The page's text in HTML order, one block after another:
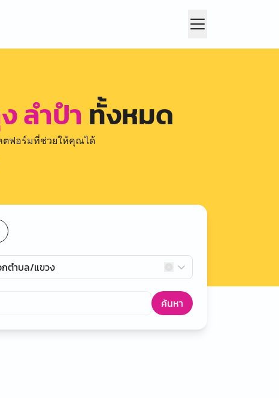
ลำปำ ทั้งหมด
ตฟอร์มที่ช่วยให้คุณได้
กตำบล/แขวง
ค้นหา